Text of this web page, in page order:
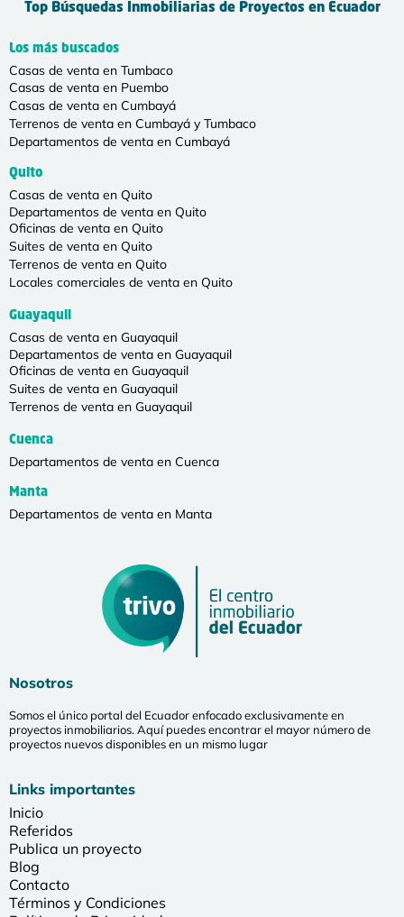
Top Búsquedas Inmobiliarias de Proyectos en Ecuador
Los más buscados
Casas de venta en Tumbaco
Casas de venta en Puembo
Casas de venta en Cumbayá
Terrenos de venta en Cumbayá y Tumbaco
Departamentos de venta en Cumbayá
Quito
Casas de venta en Quito
Departamentos de venta en Quito
Oficinas de venta en Quito
Suites de venta en Quito
Terrenos de venta en Quito
Locales comerciales de venta en Quito
Guayaquil
Casas de venta en Guayaquil
Departamentos de venta en Guayaquil
Oficinas de venta en Guayaquil
Suites de venta en Guayaquil
Terrenos de venta en Guayaquil
Cuenca
Departamentos de venta en Cuenca
Manta
Departamentos de venta en Manta
Nosotros
Somos el único portal del Ecuador enfocado exclusivamente en
proyectos inmobiliarios. Aquí puedes encontrar el mayor número de
proyectos nuevos disponibles en un mismo lugar
Links importantes
Inicio
Referidos
Publica un proyecto
Blog
Contacto
Términos y Condiciones